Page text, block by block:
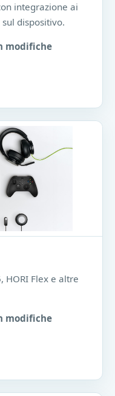
integrazione ai
dispositivo.
modifiche
HORI Flex e altre
modifiche